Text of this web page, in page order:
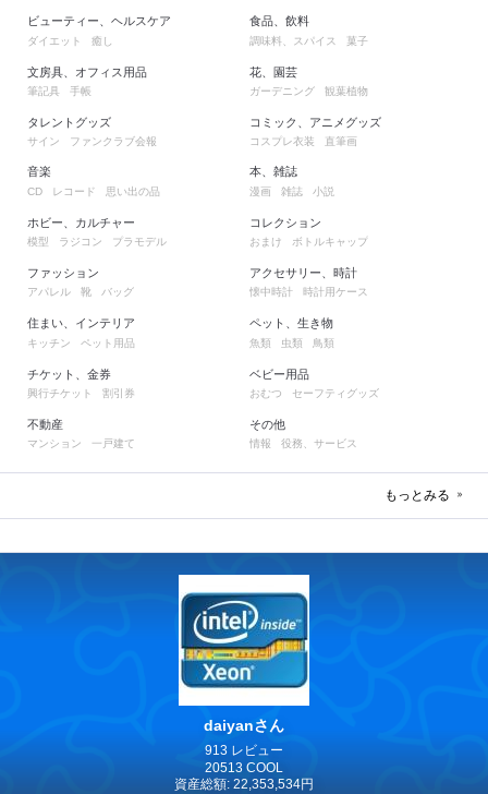
ビューティー、ヘルスケア
ダイエット 癒し
文房具、オフィス用品
筆記具 手帳
タレントグッズ
サイン ファンクラブ会報
食品、飲料
調味料、スパイス 菓子
花、園芸
ガーデニング 観葉植物
コミック、アニメグッズ
コスプレ衣装 直筆画
音楽
CD レコード 思い出の品
ホビー、カルチャー
模型 ラジコン プラモデル
ファッション
アパレル 靴 バッグ
住まい、インテリア
キッチン ペット用品
チケット、金券
興行チケット 割引券
不動産
マンション 一戸建て
本、雑誌
漫画 雑誌 小説
コレクション
おまけ ボトルキャップ
アクセサリー、時計
懐中時計 時計用ケース
ペット、生き物
魚類 虫類 鳥類
ベビー用品
おむつ セーフティグッズ
その他
情報 役務、サービス
もっとみる
daiyanさん
913 レビュー
20513 COOL
資産総額: 22,353,534円